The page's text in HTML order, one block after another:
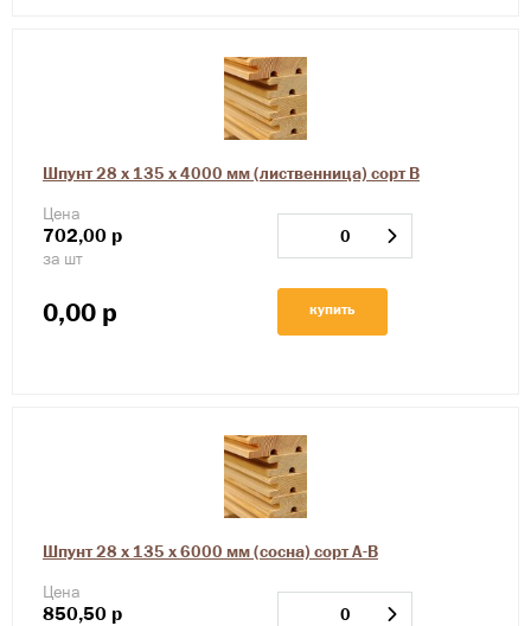
Шпунт 28 х 135 х 4000 мм (лиственница) сорт В
Цена
702,00 р
за шт
0,00 р купить
Шпунт 28 х 135 х 6000 мм (сосна) сорт А-В
Цена
850,50 р